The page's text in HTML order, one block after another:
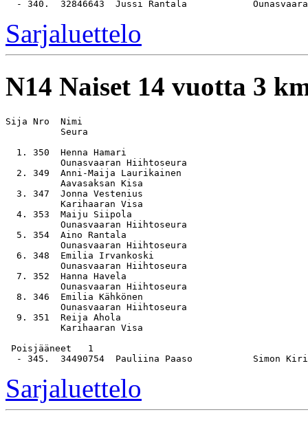
Sarjaluettelo
N14 Naiset 14 vuotta 3
Sija Nro  Nimi
          Seura
1. 350  Henna Hamari
          Ounasvaaran Hiihtoseura
2. 349  Anni-Maija Laurikainen
          Aavasaksan Kisa
3. 347  Jonna Vestenius
          Karihaaran Visa
4. 353  Maiju Siipola
          Ounasvaaran Hiihtoseura
5. 354  Aino Rantala
          Ounasvaaran Hiihtoseura
6. 348  Emilia Irvankoski
          Ounasvaaran Hiihtoseura
7. 352  Hanna Havela
          Ounasvaaran Hiihtoseura
8. 346  Emilia Kähkönen
          Ounasvaaran Hiihtoseura
9. 351  Reija Ahola
          Karihaaran Visa
Poisjääneet   1
Sarjaluettelo